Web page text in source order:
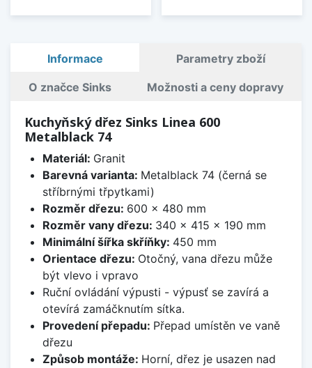
Informace Parametry zboží
O značce Sinks Možnosti a ceny dopravy
Kuchyňský dřez Sinks Linea 600
Metalblack 74
Materiál: Granit
Barevná varianta: Metalblack 74 (černá se
stříbrnými třpytkami)
Rozměr dřezu: 600 x 480 mm
Rozměr vany dřezu: 340 x 415 x 190 mm
Minimální šířka skříňky: 450 mm
Orientace dřezu: Otočný, vana dřezu může
být vlevo i vpravo
Ruční ovládání výpusti - výpusť se zavírá a
otevírá zamáčknutím sítka.
Provedení přepadu: Přepad umístěn ve vaně
dřezu
Způsob montáže: Horní, dřez je usazen nad